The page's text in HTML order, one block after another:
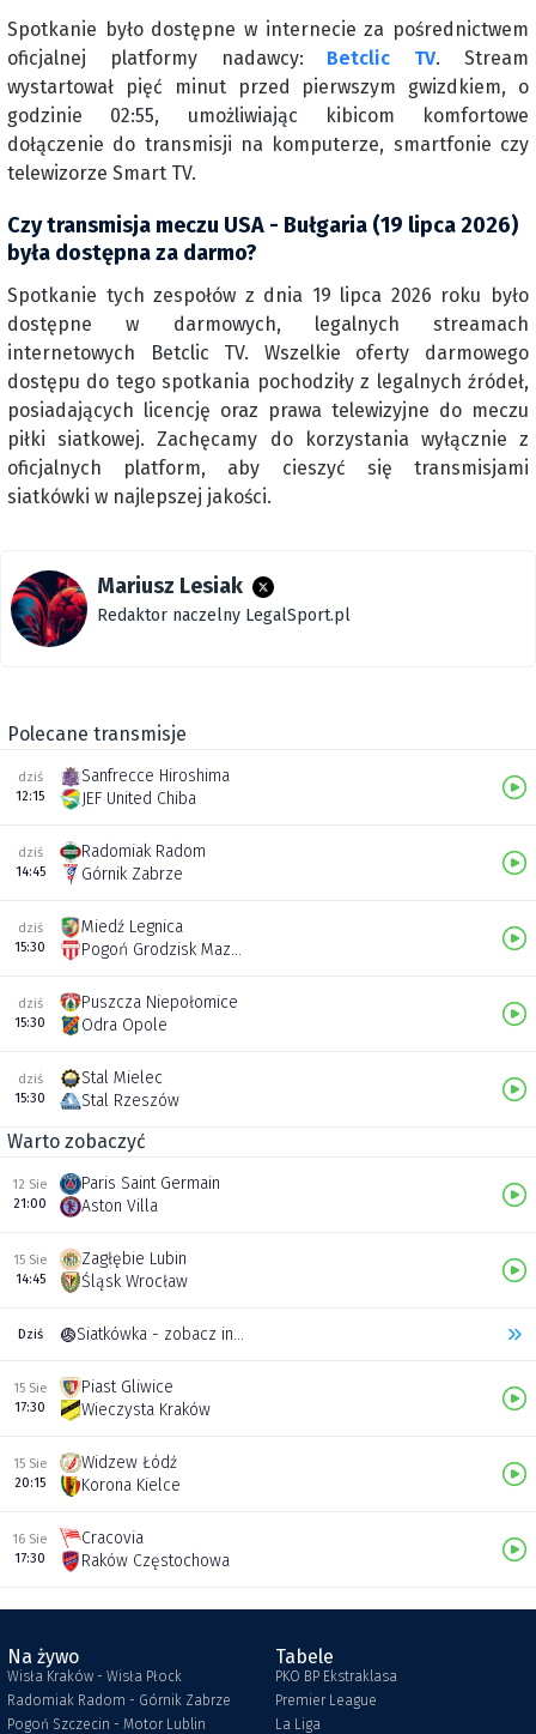
Spotkanie było dostępne w internecie za pośrednictwem
oficjalnej platformy nadawcy: Betclic TV. Stream
wystartował pięć minut przed pierwszym gwizdkiem, o
godzinie 02:55, umożliwiając kibicom komfortowe
dołączenie do transmisji na komputerze, smartfonie czy
telewizorze Smart TV.
Czy transmisja meczu USA - Bułgaria (19 lipca 2026)
była dostępna za darmo?
Spotkanie tych zespołów z dnia 19 lipca 2026 roku było
dostępne w darmowych, legalnych streamach
internetowych Betclic TV. Wszelkie oferty darmowego
dostępu do tego spotkania pochodziły z legalnych źródeł,
posiadających licencję oraz prawa telewizyjne do meczu
piłki siatkowej. Zachęcamy do korzystania wyłącznie z
oficjalnych platform, aby cieszyć się transmisjami
siatkówki w najlepszej jakości.
Mariusz Lesiak
Redaktor naczelny LegalSport.pl
Polecane transmisje
dziś
12:15
Sanfrecce Hiroshima
JEF United Chiba
dziś
14:45
Radomiak Radom
Górnik Zabrze
dziś
15:30
Miedź Legnica
Pogoń Grodzisk Mazowiecki
dziś
15:30
Puszcza Niepołomice
Odra Opole
dziś
15:30
Stal Mielec
Stal Rzeszów
Warto zobaczyć
12 Sie
21:00
Paris Saint Germain
Aston Villa
15 Sie
14:45
Zagłębie Lubin
Śląsk Wrocław
Dziś Siatkówka - zobacz inne transmisje
15 Sie
17:30
Piast Gliwice
Wieczysta Kraków
15 Sie
20:15
Widzew Łódź
Korona Kielce
16 Sie
17:30
Cracovia
Raków Częstochowa
Na żywo
Wisła Kraków - Wisła Płock
Radomiak Radom - Górnik Zabrze
Pogoń Szczecin - Motor Lublin
Tabele
PKO BP Ekstraklasa
Premier League
La Liga